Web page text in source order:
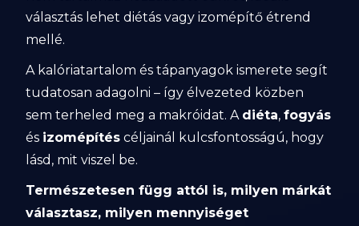
választás lehet diétás vagy izomépítő étrend
mellé.
A kalóriatartalom és tápanyagok ismerete segít
tudatosan adagolni – így élvezeted közben
sem terheled meg a makróidat. A diéta,fogyás
és izomépítés céljainál kulcsfontosságú, hogy
lásd, mit viszel be.
Természetesen függ attól is, milyen márkát
választasz, milyen mennyiséget